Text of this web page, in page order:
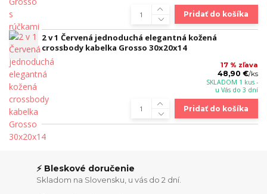
Pridať do košíka
2 v 1 Červená jednoduchá elegantná kožená
crossbody kabelka Grosso 30x20x14
17 % zľava
48,90 €/ks
SKLADOM 1 kus -
u Vás do 3 dní
Pridať do košíka
⚡ Bleskové doručenie
Skladom na Slovensku, u vás do 2 dní.